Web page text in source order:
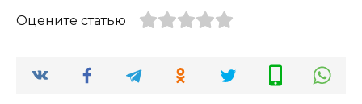
Оцените статью